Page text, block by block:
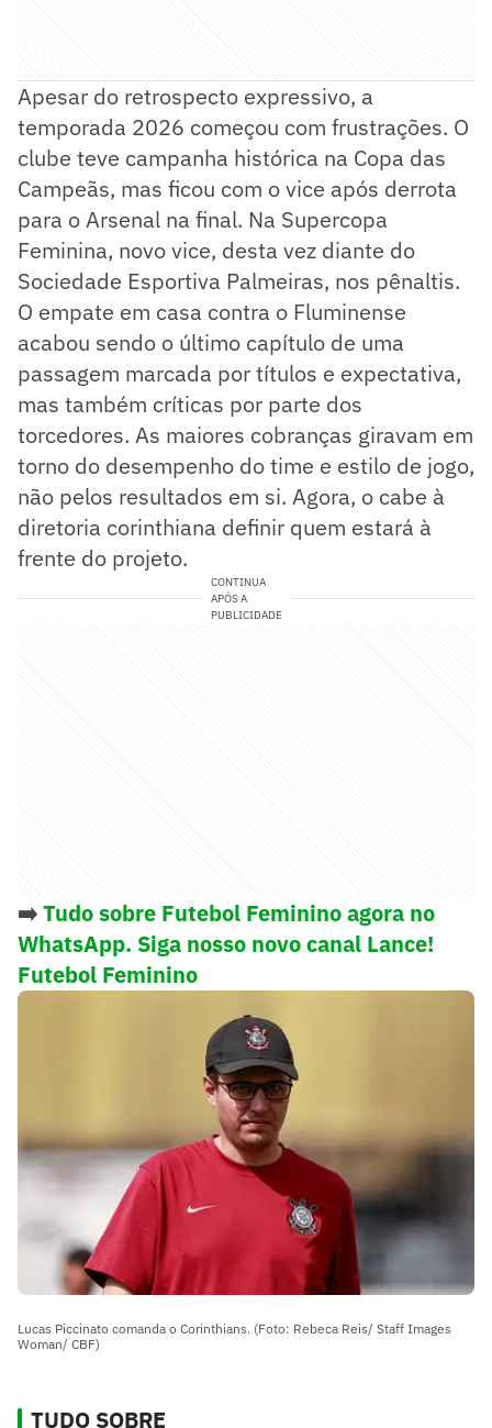
Apesar do retrospecto expressivo, a
temporada 2026 começou com frustrações. O
clube teve campanha histórica na Copa das
Campeãs, mas ficou com o vice após derrota
para o Arsenal na final. Na Supercopa
Feminina, novo vice, desta vez diante do
Sociedade Esportiva Palmeiras, nos pênaltis.
O empate em casa contra o Fluminense
acabou sendo o último capítulo de uma
passagem marcada por títulos e expectativa,
mas também críticas por parte dos
torcedores. As maiores cobranças giravam em
torno do desempenho do time e estilo de jogo,
não pelos resultados em si. Agora, o cabe à
diretoria corinthiana definir quem estará à
frente do projeto.
CONTINUA
APÓS A
PUBLICIDADE
➡️Tudo sobre Futebol Feminino agora no
WhatsApp. Siga nosso novo canal Lance!
Futebol Feminino
Lucas Piccinato comanda o Corinthians. (Foto: Rebeca Reis/ Staff Images
Woman/ CBF)
TUDO SOBRE